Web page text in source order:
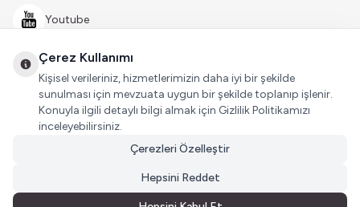
Youtube
Instagram
Çerez Kullanımı
Kişisel verileriniz, hizmetlerimizin daha iyi bir şekilde
sunulması için mevzuata uygun bir şekilde toplanıp işlenir.
Konuyla ilgili detaylı bilgi almak için Gizlilik Politikamızı
inceleyebilirsiniz.
Çerezleri Özelleştir
Hepsini Reddet